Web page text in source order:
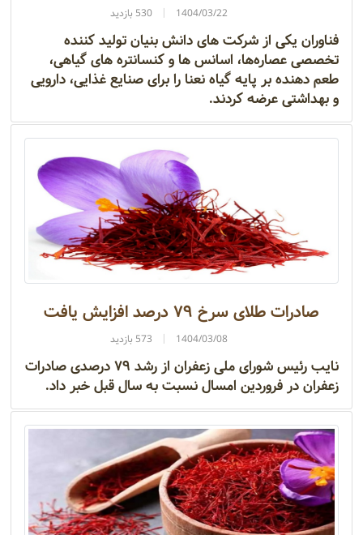
1404/03/22 530 بازدید
فناوران یکی از شرکت‌ های دانش‌ بنیان تولید کننده
تخصصی عصاره‌ها، اسانس‌ ها و کنسانتره‌ های گیاهی،
طعم دهنده بر پایه گیاه نعنا را برای صنایع غذایی، دارویی
و بهداشتی عرضه کردند.
صادرات طلای سرخ ۷۹ درصد افزایش یافت
1404/03/08 573 بازدید
نایب رئیس شورای ملی زعفران از رشد ۷۹ درصدی صادرات
زعفران در فروردین امسال نسبت به سال قبل خبر داد.